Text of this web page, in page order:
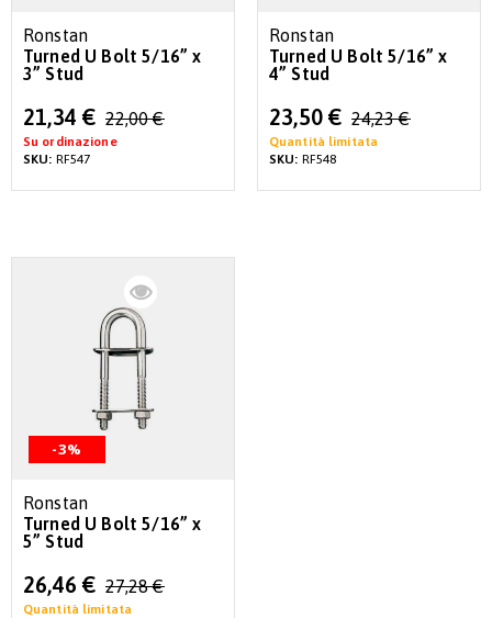
Ronstan
Turned U Bolt 5/16” x
3” Stud
Special
Price
21,34 € 22,00 €
Su ordinazione
SKU: RF547
Ronstan
Turned U Bolt 5/16” x
4” Stud
Special
Price
23,50 € 24,23 €
Quantità limitata
SKU: RF548
-3%
Ronstan
Turned U Bolt 5/16” x
5” Stud
Special
Price
26,46 € 27,28 €
Quantità limitata